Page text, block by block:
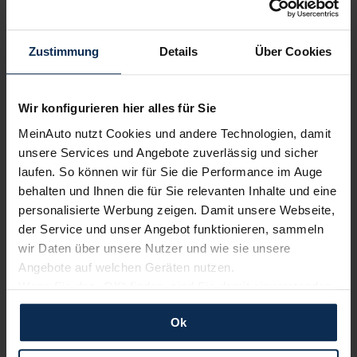
Zustimmung Details Über Cookies
Wir konfigurieren hier alles für Sie
MeinAuto nutzt Cookies und andere Technologien, damit
unsere Services und Angebote zuverlässig und sicher
laufen. So können wir für Sie die Performance im Auge
behalten und Ihnen die für Sie relevanten Inhalte und eine
personalisierte Werbung zeigen. Damit unsere Webseite,
der Service und unser Angebot funktionieren, sammeln
wir Daten über unsere Nutzer und wie sie unsere
Angebote auf welchen Geräten nutzen.
Wenn Sie das „OK“ finden, sind Sie damit einverstanden
und erlauben uns Cookies für unseren Service zu
verwenden und diese Daten an Dritte weiterzugeben,
etwa an unsere Marketingpartner. Falls Sie dem nicht
Ok
Sehen Sie sich unsere Bewertungen an:
Erfahren Sie mehr über das Urteil unserer Kunden
Nachrichten